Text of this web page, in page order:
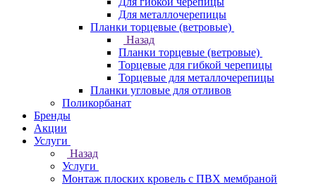
Для металлочерепицы
Планки торцевые (ветровые)
Назад
Планки торцевые (ветровые)
Торцевые для гибкой черепицы
Торцевые для металлочерепицы
Планки угловые для отливов
Поликорбанат
Бренды
Акции
Услуги
Назад
Услуги
Монтаж плоских кровель с ПВХ мембраной